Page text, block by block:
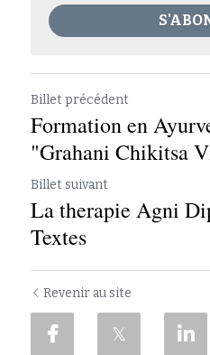
Billet précédent
Formation en
"Grahani Chikitsa
Billet suivant
La therapie Agni
Textes
Revenir au site